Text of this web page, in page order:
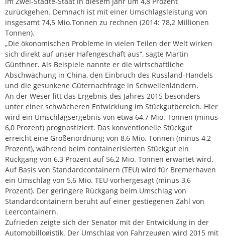
zurückgehen. Demnach ist mit einer Umschlagsleistung von
insgesamt 74,5 Mio.Tonnen zu rechnen (2014: 78,2 Millionen
Tonnen).
„Die ökonomischen Probleme in vielen Teilen der Welt wirken
sich direkt auf unser Hafengeschäft aus“, sagte Martin
Günthner. Als Beispiele nannte er die wirtschaftliche
Abschwächung in China, den Einbruch des Russland-Handels
und die gesunkene Güternachfrage in Schwellenländern.
An der Weser litt das Ergebnis des Jahres 2015 besonders
unter einer schwächeren Entwicklung im Stückgutbereich. Hier
wird ein Umschlagsergebnis von etwa 64,7 Mio. Tonnen (minus
6,0 Prozent) prognostiziert. Das konventionelle Stückgut
erreicht eine Größenordnung von 8,6 Mio. Tonnen (minus 4,2
Prozent), während beim containerisierten Stückgut ein
Rückgang von 6,3 Prozent auf 56,2 Mio. Tonnen erwartet wird.
Auf Basis von Standardcontainern (TEU) wird für Bremerhaven
ein Umschlag von 5,6 Mio. TEU vorhergesagt (minus 3,6
Prozent). Der geringere Rückgang beim Umschlag von
Standardcontainern beruht auf einer gestiegenen Zahl von
Leercontainern.
Zufrieden zeigte sich der Senator mit der Entwicklung in der
Automobillogistik. Der Umschlag von Fahrzeugen wird 2015 mit